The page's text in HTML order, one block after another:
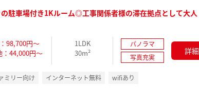
の駐車場付き1Kルーム◎工事関係者様の滞在拠点として大人
98,700円～
：44,000円～
1LDK
30m²
パノラマ
写真充実
詳細
ミリー向け インターネット無料 wifiあり